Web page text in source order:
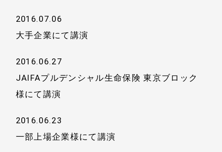
2016.07.06
大手企業にて講演
2016.06.27
JAIFAプルデンシャル生命保険 東京ブロック
様にて講演
2016.06.23
一部上場企業様にて講演